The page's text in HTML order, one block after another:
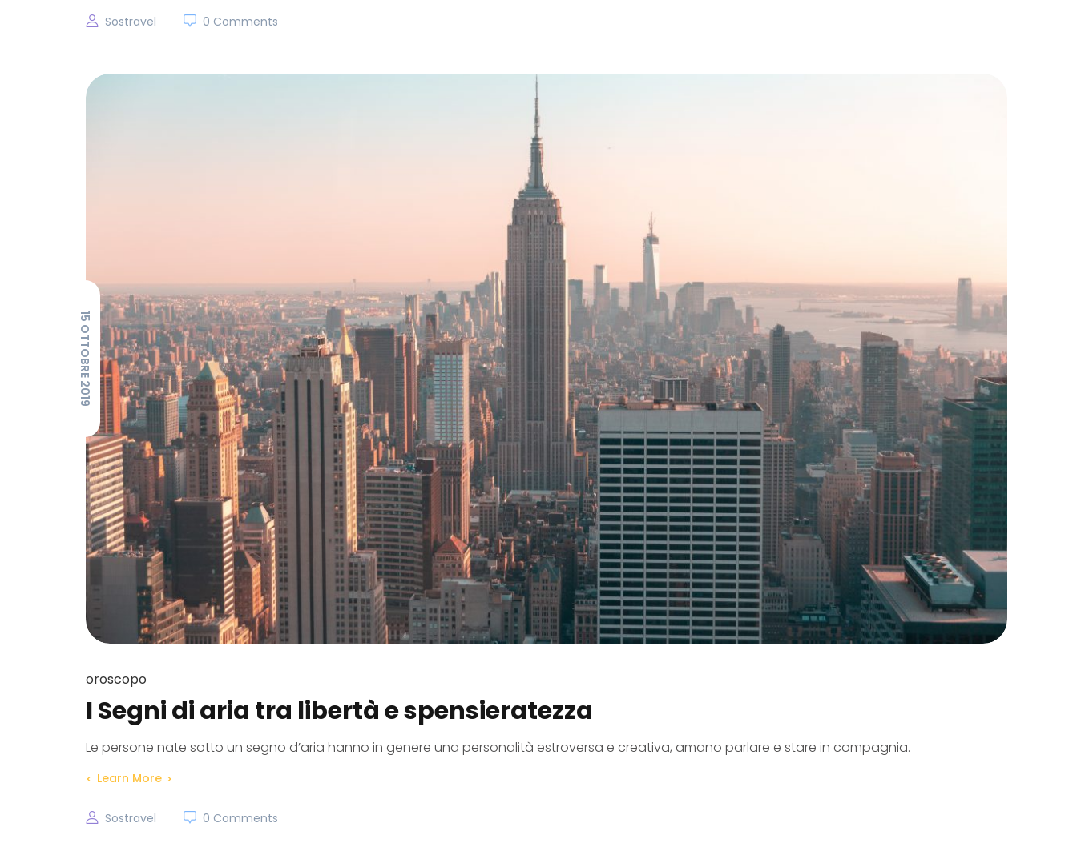
Sostravel 0 Comments
15 OTTOBRE 2019
oroscopo
I Segni di aria tra libertà e spensieratezza
Le persone nate sotto un segno d’aria hanno in genere una personalità estroversa e creativa, amano parlare e stare in compagnia.
Learn More
Sostravel 0 Comments